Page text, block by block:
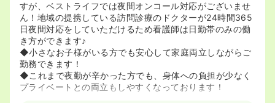
すが、ベストライフでは夜間オンコール対応がございませ
ん！地域の提携している訪問診療のドクターが24時間365
日夜間対応をしていただけるため看護師は日勤帯のみの働
き方ができます♪
◆小さなお子様がいる方でも安心して家庭両立しながらご
勤務できます！
◆これまで夜勤が辛かった方でも、身体への負担が少なく
プライベートとの両立もしやすくなっております！